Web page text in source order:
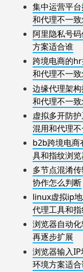
集中运营平
和代理不一
阿里隐私号
方案适合谁
跨境电商的
和代理不一
边缘代理架
和代理不一
虚拟多开防
混用和代理
b2b跨境电商
具和指纹浏
多节点混淆
协作怎么判断
linux虚拟ip地
代理工具和
浏览器自动
再逐步扩展
浏览器输入
环境方案适